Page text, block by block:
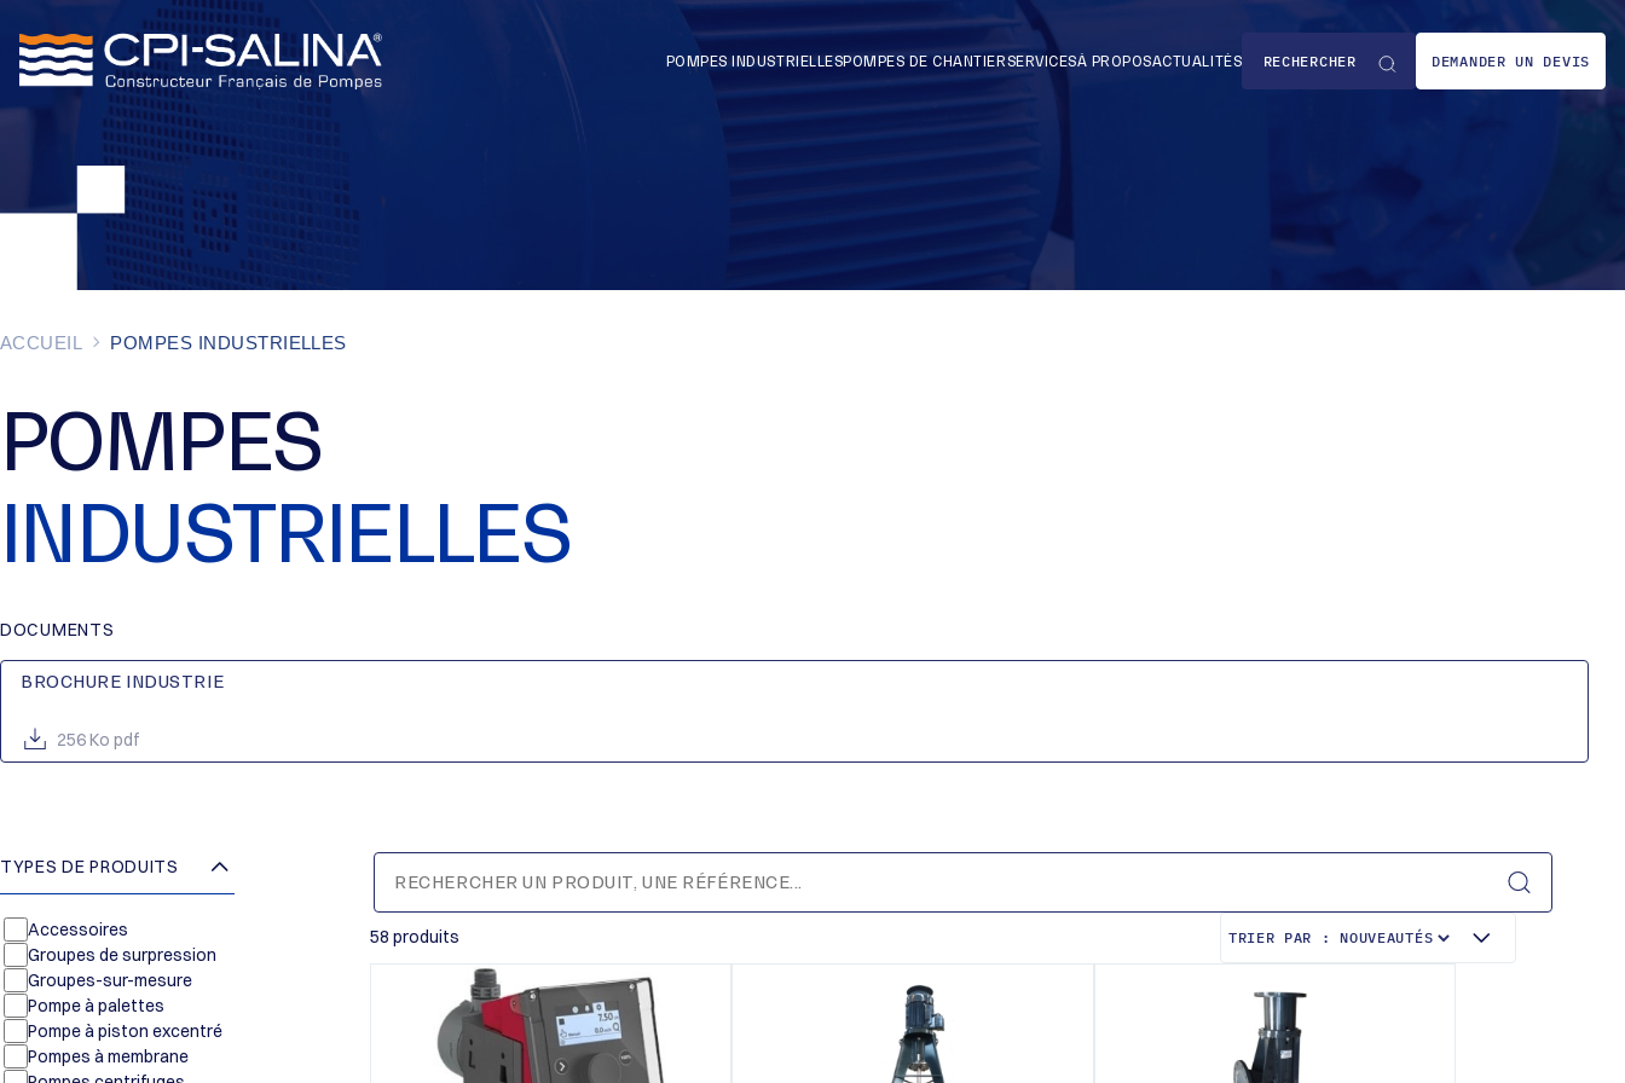
POMPES INDUSTRIELLESPOMPES DE CHANTIERSERVICESÀ PROPOSACTUALITÉS DEMANDER UN DEVIS
ACCUEIL POMPES INDUSTRIELLES
POMPES
INDUSTRIELLES
DOCUMENTS
BROCHURE INDUSTRIE
256 Ko pdf
TYPES DE PRODUITS
Accessoires
Groupes de surpression
Groupes-sur-mesure
Pompe à palettes
Pompe à piston excentré
Pompes à membrane
58 produits